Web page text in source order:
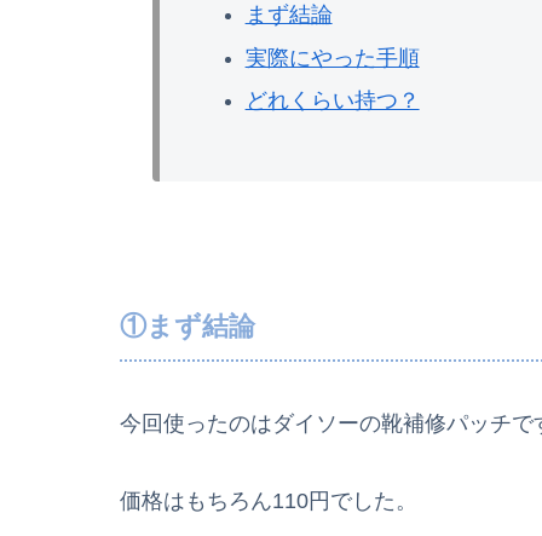
まず結論
実際にやった手順
どれくらい持つ？
①まず結論
今回使ったのはダイソーの靴補修パッチで
価格はもちろん110円でした。